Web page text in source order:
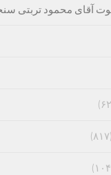
آقای محمود تربتی
(۸۱۷)